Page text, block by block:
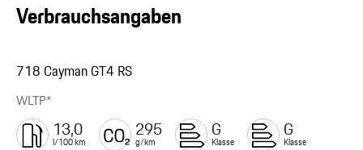
Verbrauchsangaben
718 Cayman GT4 RS
WLTP*
13,0
l/100 km
295
g/km
G
Klasse
G
Klasse